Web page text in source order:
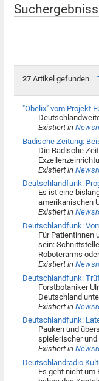
27Artikel gefunden.
"Obelix" vom Projekt
Existiert in
Badische Zeitung:
Die Badische
Existiert in
Deutschlandfunk:
Es ist eine
amerikanischen
Existiert in
Deutschlandfunk:
Für Patientinnen
sein:
Roboterarms
Existiert in
Deutschlandfunk:
Forstbotaniker
Deutschland
Existiert in
Deutschlandfunk:
Pauken und
spielerischer und
Existiert in
Deutschlandradio
Es geht nicht